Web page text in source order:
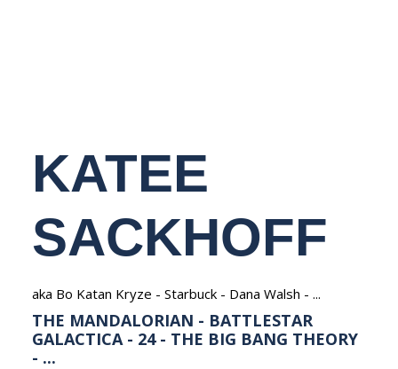
KATEE
SACKHOFF
aka Bo Katan Kryze - Starbuck - Dana Walsh - ...
THE MANDALORIAN - BATTLESTAR
GALACTICA - 24 - THE BIG BANG THEORY
- ...